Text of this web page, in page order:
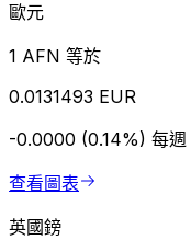
歐元
1 AFN 等於
0.0131493 EUR
-0.0000 (0.14%) 每週
查看圖表
英國鎊